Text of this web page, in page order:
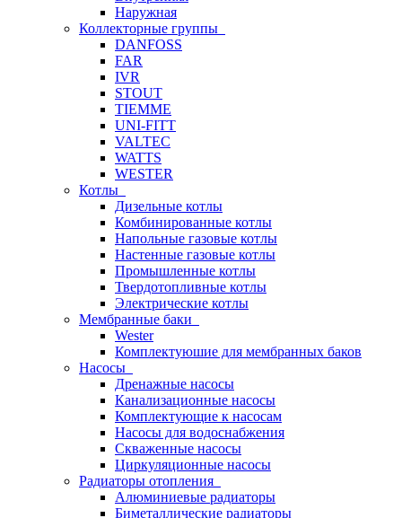
Наружная
Коллекторные группы
DANFOSS
FAR
IVR
STOUT
TIEMME
UNI-FITT
VALTEC
WATTS
WESTER
Котлы
Дизельные котлы
Комбинированные котлы
Напольные газовые котлы
Настенные газовые котлы
Промышленные котлы
Твердотопливные котлы
Электрические котлы
Мембранные баки
Wester
Комплектуюшие для мембранных баков
Насосы
Дренажные насосы
Канализационные насосы
Комплектующие к насосам
Насосы для водоснабжения
Скваженные насосы
Циркуляционные насосы
Радиаторы отопления
Алюминиевые радиаторы
Биметаллические радиаторы